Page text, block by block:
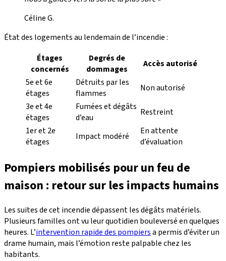
Céline G.
État des logements au lendemain de l’incendie :
Étages
concernés
Degrés de
dommages
Accès autorisé
5e et 6e
étages
Détruits par les
flammes
Non autorisé
3e et 4e
étages
Fumées et dégâts
d’eau
Restreint
1er et 2e
étages
Impact modéré
En attente
d’évaluation
Pompiers mobilisés pour un feu de
maison : retour sur les impacts humains
Les suites de cet incendie dépassent les dégâts matériels.
Plusieurs familles ont vu leur quotidien bouleversé en quelques
heures. L’intervention rapide des pompiersa permis d’éviter un
drame humain, mais l’émotion reste palpable chez les
habitants.